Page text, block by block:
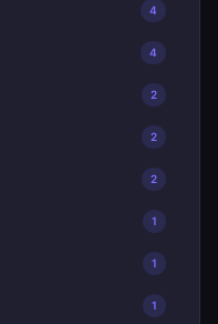
4
4
2
2
2
1
1
1